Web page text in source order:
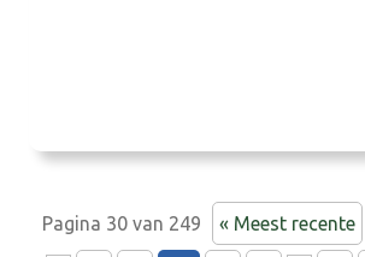
Pagina 30 van 249 « Meest recente